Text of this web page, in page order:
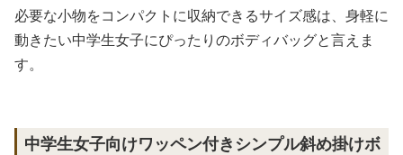
必要な小物をコンパクトに収納できるサイズ感は、身軽に
動きたい中学生女子にぴったりのボディバッグと言えま
す。
中学生女子向けワッペン付きシンプル斜め掛けボ